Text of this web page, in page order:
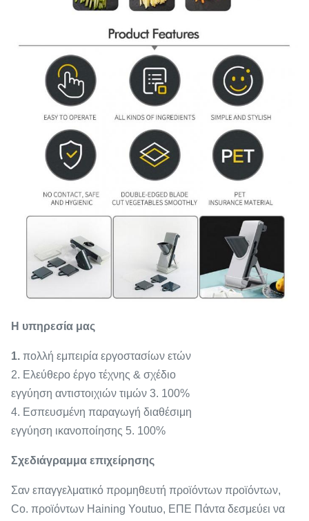
Η υπηρεσία μας
1. πολλή εμπειρία εργοστασίων ετών
2. Ελεύθερο έργο τέχνης & σχέδιο
εγγύηση αντιστοιχιών τιμών 3. 100%
4. Εσπευσμένη παραγωγή διαθέσιμη
εγγύηση ικανοποίησης 5. 100%
Σχεδιάγραμμα επιχείρησης
Σαν επαγγελματικό προμηθευτή προϊόντων προϊόντων,
Co. προϊόντων Haining Youtuo, ΕΠΕ Πάντα δεσμεύει να